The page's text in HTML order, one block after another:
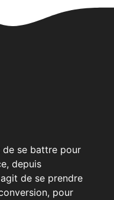
de se battre pour
depuis
de se prendre
pour